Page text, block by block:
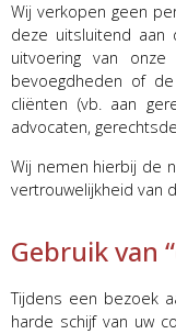
Wij verkopen geen
deze uitsluitend
uitvoering van
bevoegdheden of
cliënten (vb. aan
advocaten,
Wij nemen hierbij de
vertrouwelijkheid van
Gebruik van
Tijdens een bezoek
harde schijf van uw